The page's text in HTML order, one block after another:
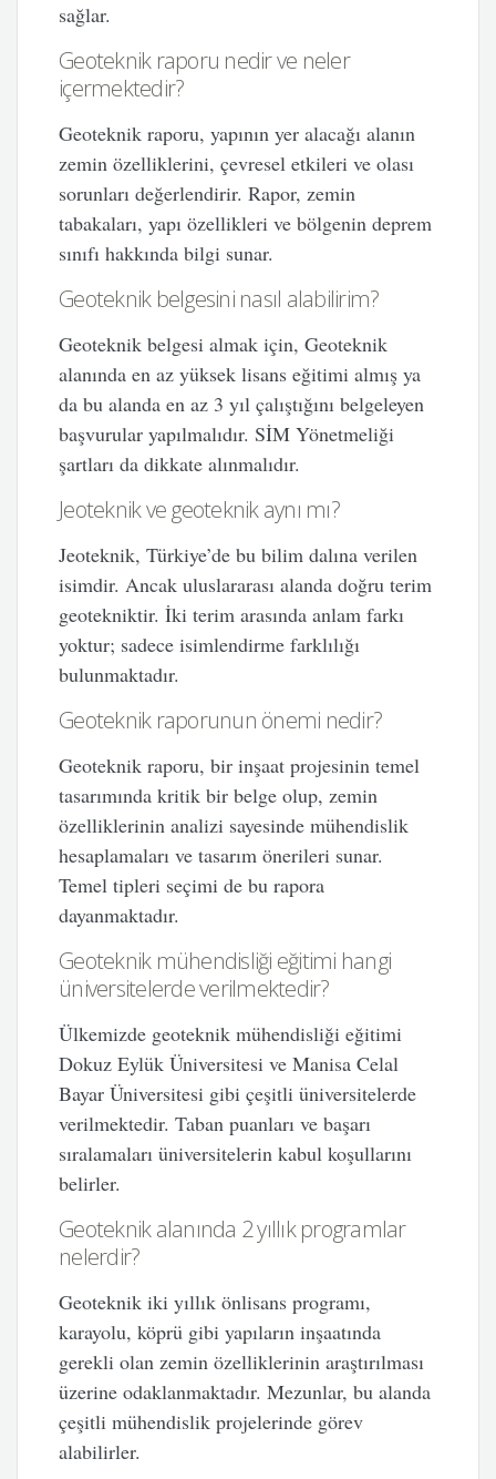
sağlar.
Geoteknik raporu nedir ve neler
içermektedir?
Geoteknik raporu, yapının yer alacağı alanın
zemin özelliklerini, çevresel etkileri ve olası
sorunları değerlendirir. Rapor, zemin
tabakaları, yapı özellikleri ve bölgenin deprem
sınıfı hakkında bilgi sunar.
Geoteknik belgesini nasıl alabilirim?
Geoteknik belgesi almak için, Geoteknik
alanında en az yüksek lisans eğitimi almış ya
da bu alanda en az 3 yıl çalıştığını belgeleyen
başvurular yapılmalıdır. SİM Yönetmeliği
şartları da dikkate alınmalıdır.
Jeoteknik ve geoteknik aynı mı?
Jeoteknik, Türkiye’de bu bilim dalına verilen
isimdir. Ancak uluslararası alanda doğru terim
geotekniktir. İki terim arasında anlam farkı
yoktur; sadece isimlendirme farklılığı
bulunmaktadır.
Geoteknik raporunun önemi nedir?
Geoteknik raporu, bir inşaat projesinin temel
tasarımında kritik bir belge olup, zemin
özelliklerinin analizi sayesinde mühendislik
hesaplamaları ve tasarım önerileri sunar.
Temel tipleri seçimi de bu rapora
dayanmaktadır.
Geoteknik mühendisliği eğitimi hangi
üniversitelerde verilmektedir?
Ülkemizde geoteknik mühendisliği eğitimi
Dokuz Eylük Üniversitesi ve Manisa Celal
Bayar Üniversitesi gibi çeşitli üniversitelerde
verilmektedir. Taban puanları ve başarı
sıralamaları üniversitelerin kabul koşullarını
belirler.
Geoteknik alanında 2 yıllık programlar
nelerdir?
Geoteknik iki yıllık önlisans programı,
karayolu, köprü gibi yapıların inşaatında
gerekli olan zemin özelliklerinin araştırılması
üzerine odaklanmaktadır. Mezunlar, bu alanda
çeşitli mühendislik projelerinde görev
alabilirler.